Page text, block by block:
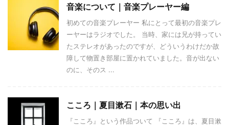
音楽について｜音楽プレーヤー編
初めての音楽プレーヤー 私にとって最初の音楽プレ
ーヤーはラジオでした。 当時、家には兄が持ってい
たステレオがあったのですが、どういうわけだか故
障して物置き部屋に置かれていました。音が出ない
のに、そのス ...
こころ｜夏目漱石｜本の思い出
『こころ』という作品ついて 『こころ』は、夏目漱